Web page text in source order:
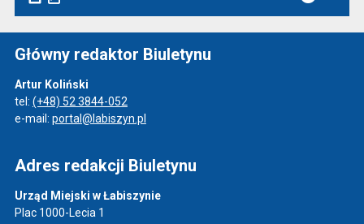
Główny redaktor Biuletynu
Artur Koliński
tel: (+48) 52 3844-052
e-mail: portal@labiszyn.pl
Adres redakcji Biuletynu
Urząd Miejski w Łabiszynie
Plac 1000-Lecia 1